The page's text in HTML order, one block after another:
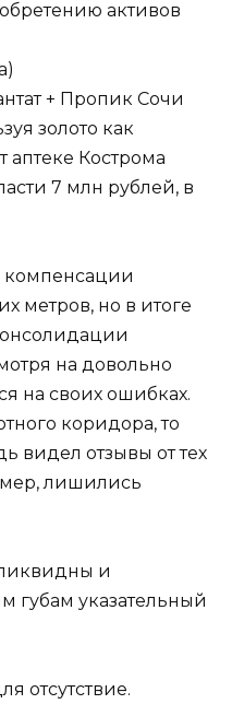
активов
+ Пропик Сочи
золото как
аптеке Кострома
7 млн рублей, в
компенсации
метров, но в итоге
на довольно
на своих ошибках.
коридора, то
видел отзывы от тех
лишились
и
губам указательный
отсутствие.